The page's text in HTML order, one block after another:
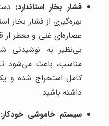
فشار بخار استاندارد:
عصاره‌ای غنی و معطر از
بی‌نظیر به نوشیدنی
مناسب، باعث می‌شود
کامل استخراج شده و
داشته باشید.
سیستم خاموشی خودکار: